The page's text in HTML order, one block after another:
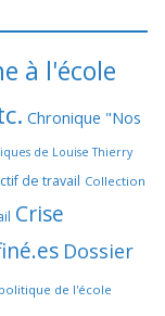
à l'école
Chronique "Nos
de Louise Thierry
de travail Collection
Crise
Dossier
de l'école